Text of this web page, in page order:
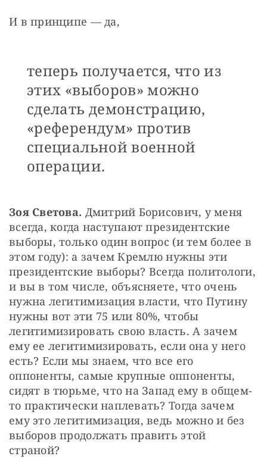
И в принципе — да,
теперь получается, что из
этих «выборов» можно
сделать демонстрацию,
«референдум» против
специальной военной
операции.
Зоя Светова. Дмитрий Борисович, у меня
всегда, когда наступают президентские
выборы, только один вопрос (и тем более в
этом году): а зачем Кремлю нужны эти
президентские выборы? Всегда политологи,
и вы в том числе, объясняете, что очень
нужна легитимизация власти, что Путину
нужны вот эти 75 или 80%, чтобы
легитимизировать свою власть. А зачем
ему ее легитимизировать, если она у него
есть? Если мы знаем, что все его
оппоненты, самые крупные оппоненты,
сидят в тюрьме, что на Запад ему в общем-
то практически наплевать? Тогда зачем
ему это легитимизация, ведь можно и без
выборов продолжать править этой
страной?